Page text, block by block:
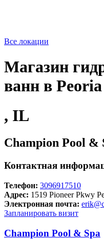
Все локации
Магазин
ванн в Peoria
, IL
Champion Pool &
Контактная
Телефон: 3096917510
Адрес: 1519 Pioneer Pkwy
Электронная почта:
Запланировать визит
Champion Pool & Spa